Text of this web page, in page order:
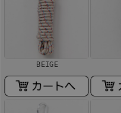
BEIGE